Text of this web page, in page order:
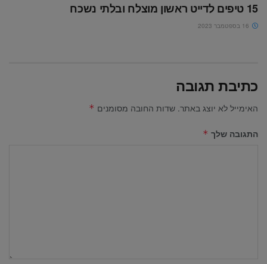
15 טיפים לדייט ראשון מוצלח ובלתי נשכח
כתיבת תגובה
האימייל לא יוצג באתר. שדות החובה מסומנים *
התגובה שלך *